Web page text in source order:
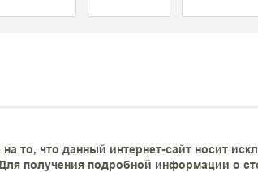
то, что данный интернет-сайт носит
получения подробной информации о